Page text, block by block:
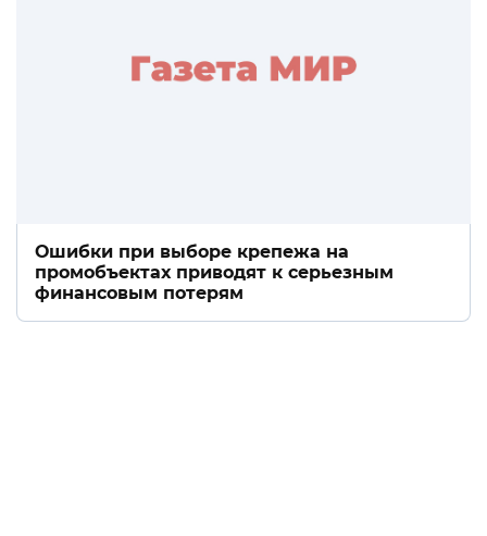
Ошибки при выборе крепежа на
промобъектах приводят к серьезным
финансовым потерям